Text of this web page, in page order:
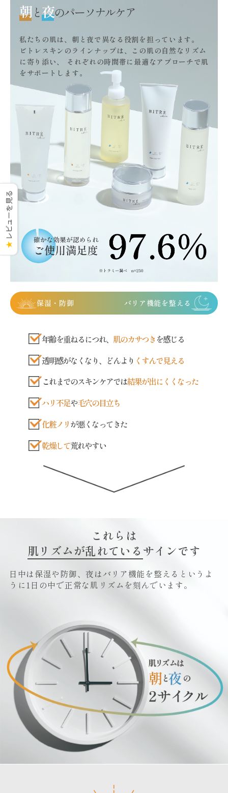
朝と夜のパーソナルケア
私たちの肌は、朝と夜で異なる役割を担っています。
ビトレスキンのラインナップは、この肌の自然なリズム
に寄り添い、
それぞれの時間帯に最適なアプローチで肌
をサポートします。
保湿・防御 バリア機能を整える
年齢を重ねるにつれ、 肌のカサつき を感じる
透明感がなくなり、どんより くすんで見える
これまでのスキンケアでは結果が出にくくなった
ハリ不足や毛穴の目立ち
化粧ノリが悪くなってきた
乾燥して荒れやすい
これらは
肌リズムが乱れている サインです
日中は保湿や防御、夜はバリア機能を整えるというよ
うに1日の中で正常な肌リズムを刻んでいます。
★
レビューを見る